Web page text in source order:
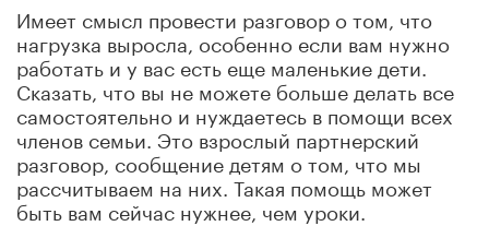
Имеет смысл провести разговор о том, что
нагрузка выросла, особенно если вам нужно
работать и у вас есть еще маленькие дети.
Сказать, что вы не можете больше делать все
самостоятельно и нуждаетесь в помощи всех
членов семьи. Это взрослый партнерский
разговор, сообщение детям о том, что мы
рассчитываем на них. Такая помощь может
быть вам сейчас нужнее, чем уроки.